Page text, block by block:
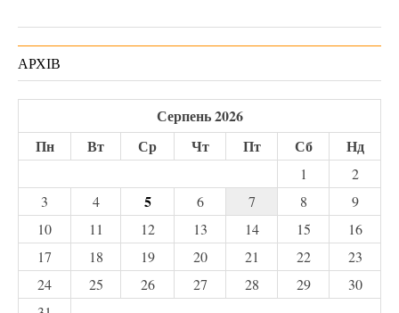
АРХІВ
Серпень 2026
Пн
Вт Ср Чт Пт Сб Нд
1
2
3
4 5 6 7 8
9
10
11 12 13 14 15
16
17
18 19 20 21 22
23
24
25 26 27 28 29
30